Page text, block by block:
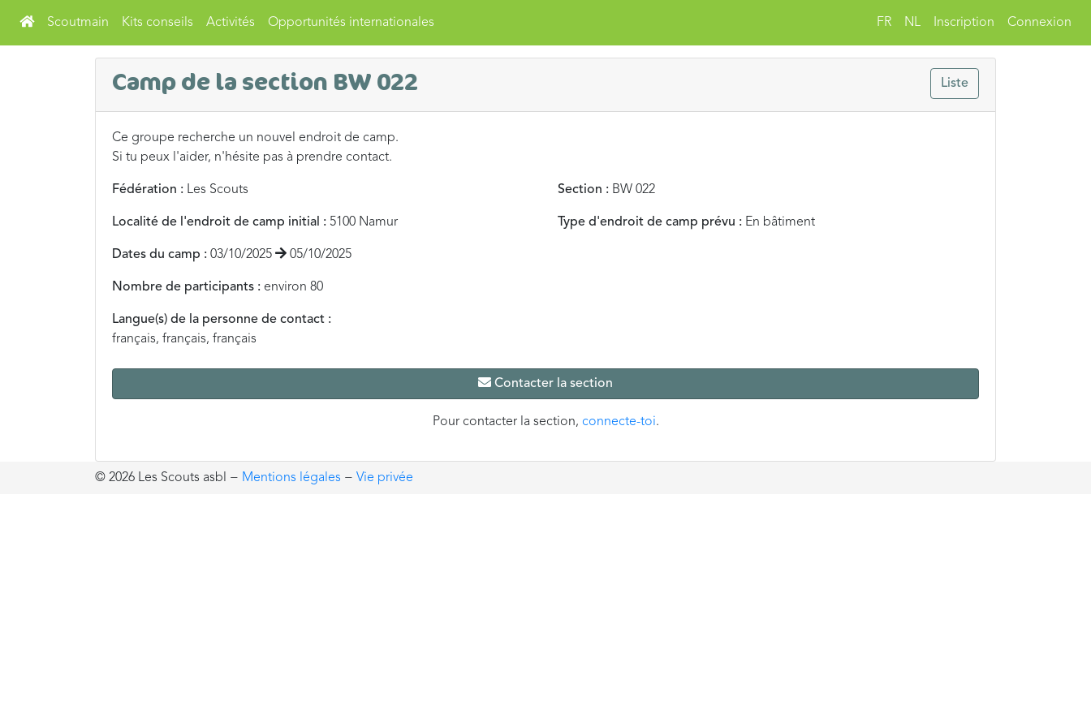
Scoutmain Kits conseils Activités Opportunités internationales FR NL Inscription Connexion
Liste
Camp de la section BW 022
Ce groupe recherche un nouvel endroit de camp.
Si tu peux l'aider, n'hésite pas à prendre contact.
Fédération : Les Scouts Section : BW 022
Localité de l'endroit de camp initial : 5100 Namur Type d'endroit de camp prévu : En bâtiment
Dates du camp : 03/10/2025 05/10/2025
Nombre de participants : environ 80
Langue(s) de la personne de contact :
français, français, français
Contacter la section
Pour contacter la section, connecte-toi.
© 2026 Les Scouts asbl − Mentions légales − Vie privée